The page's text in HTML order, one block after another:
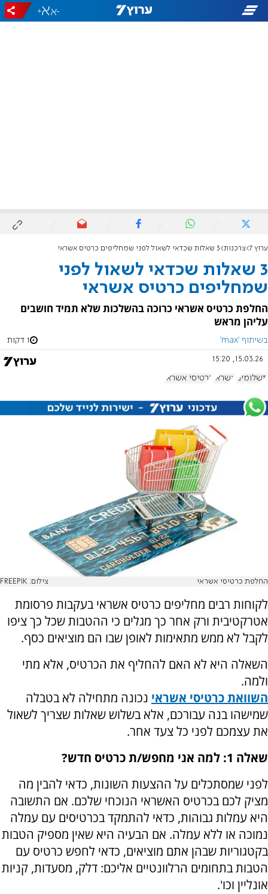
-
+
ערוץ 7 צרכנות 3 שאלות שכדאי לשאול לפני שמחליפים כרטיס אשראי
3 שאלות שכדאי לשאול לפני
שמחליפים כרטיס אשראי
החלפת כרטיס אשראי כרוכה בהשלכות שלא תמיד חושבים
עליהן מראש
בשיתוף 'max' 1 דקות
15.03.26, 15:20
תשלומים אשראי כרטיסי אשראי
החלפת כרטיסי אשראי צילום: FREEPIK
לקוחות רבים מחליפים כרטיס אשראי בעקבות פרסומת
אטרקטיבית ורק אחר כך מגלים כי ההטבות שכל כך ציפו
לקבל לא ממש מתאימות לאופן שבו הם מוציאים כסף.
השאלה היא לא האם להחליף את הכרטיס, אלא מתי
ולמה.
השוואת כרטיסי אשראי נכונה מתחילה לא בטבלה
שמישהו בנה עבורכם, אלא בשלוש שאלות שצריך לשאול
את עצמכם לפני כל צעד אחר.
שאלה 1: למה אני מחפש/ת כרטיס חדש?
לפני שמסתכלים על ההצעות השונות, כדאי להבין מה
מציק לכם בכרטיס האשראי הנוכחי שלכם. אם התשובה
היא עמלות גבוהות, כדאי להתמקד בכרטיסים עם עמלה
נמוכה או ללא עמלה. אם הבעיה היא שאין מספיק הטבות
בקטגוריות שבהן אתם מוציאים, כדאי לחפש כרטיס עם
הטבות בתחומים הרלוונטיים אליכם: דלק, מסעדות, קניות
אונליין וכו'.